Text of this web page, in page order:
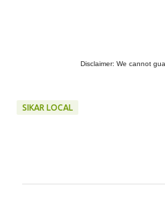
Disclaimer: We cannot
SIKAR LOCAL